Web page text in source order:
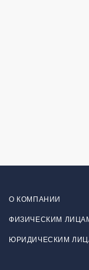
О КОМПАНИИ
ФИЗИЧЕСКИМ
ЮРИДИЧЕСКИМ